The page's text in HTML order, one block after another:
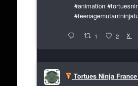
#animation
1 2 X
Tortues Ninja France